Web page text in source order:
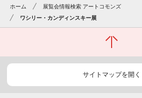
ホーム
展覧会情報検索 アートコモンズ
ワシリー・カンディンスキー展
サイトマップを開く